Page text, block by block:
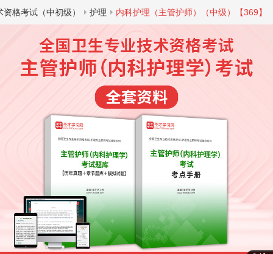
格考试（中初级） 护理 内科护理（主管护师）（中级）【369】